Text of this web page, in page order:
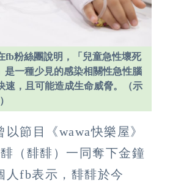
fb粉絲團說明，「兒童急性壞死
是一種少見的感染相關性急性腦
速，且可能造成生命威脅。（示
節目《wawa快樂屋》
（馡馡）一同奪下金鐘
人fb表示，馡馡於今